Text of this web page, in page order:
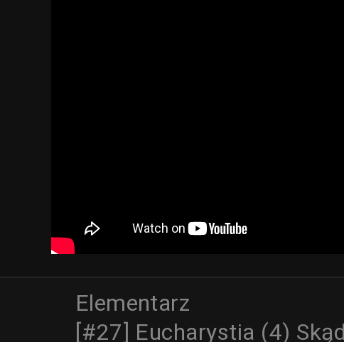
Elementarz
[#27] Eucharystia (4)